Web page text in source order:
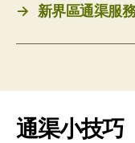
→
新界區通渠服
通渠小技巧